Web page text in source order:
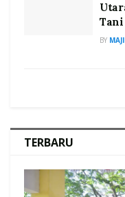
Tani
BY
TERBARU